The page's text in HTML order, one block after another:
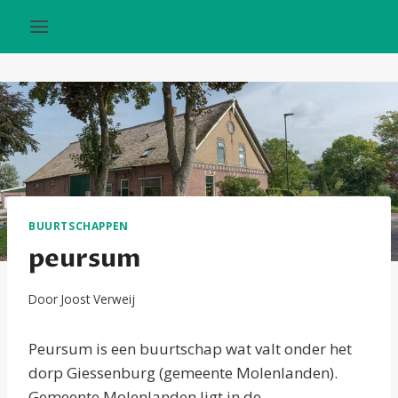
naar
inhoud
BUURTSCHAPPEN
peursum
Door Joost Verweij
Peursum is een buurtschap wat valt onder het
dorp Giessenburg (gemeente Molenlanden).